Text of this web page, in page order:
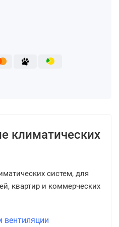
климатических
систем, для
квартир и коммерческих
вентиляции